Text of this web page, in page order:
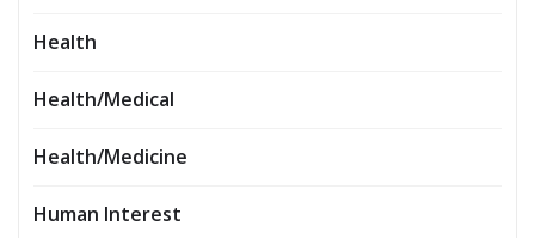
Health
Health/Medical
Health/Medicine
Human Interest